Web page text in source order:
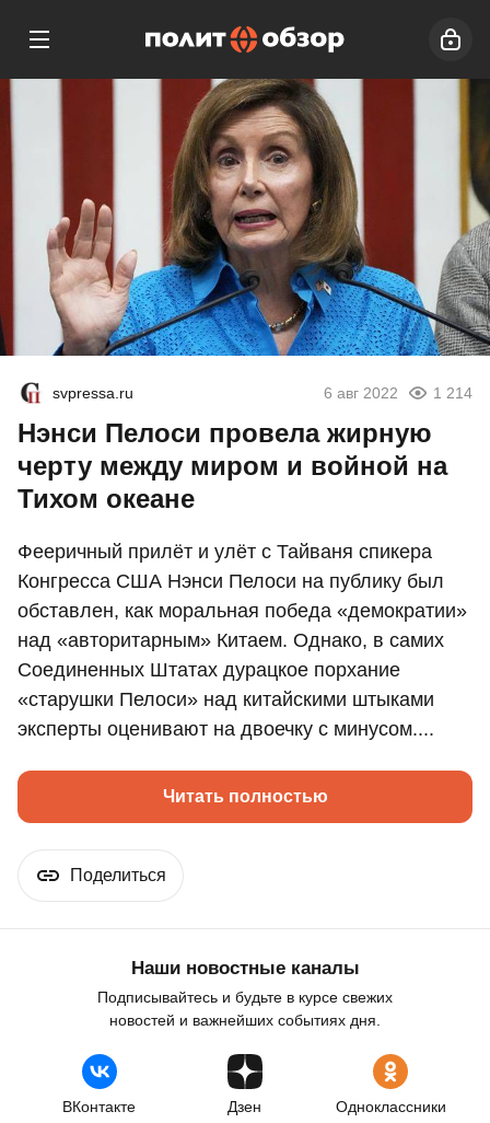
svpressa.ru 6 авг 2022 1 214
Нэнси Пелоси провела жирную
черту между миром и войной на
Тихом океане
Фееричный прилёт и улёт с Тайваня спикера
Конгресса США Нэнси Пелоси на публику был
обставлен, как моральная победа «демократии»
над «авторитарным» Китаем. Однако, в самих
Соединенных Штатах дурацкое порхание
«старушки Пелоси» над китайскими штыками
эксперты оценивают на двоечку с минусом....
Читать полностью
Поделиться
Наши новостные каналы
Подписывайтесь и будьте в курсе свежих
новостей и важнейших событиях дня.
ВКонтакте Дзен Одноклассники